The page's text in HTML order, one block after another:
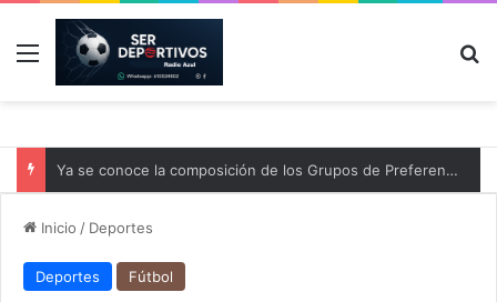
Menú
Ya se conoce la composición de los Grupos de Preferente y el calendario
Inicio / Deportes
Deportes Fútbol